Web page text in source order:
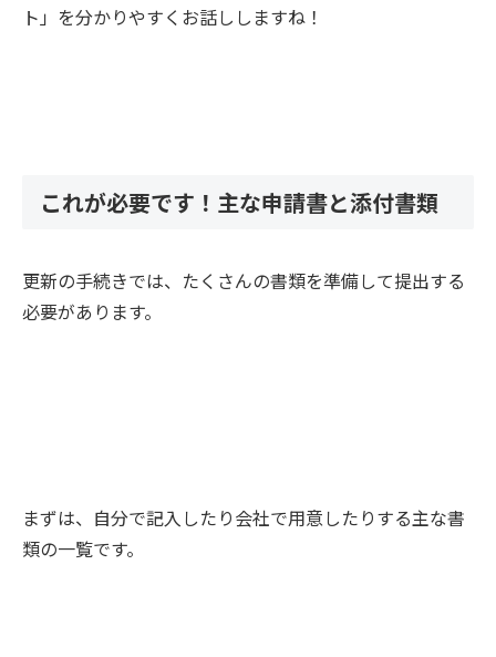
ト」を分かりやすくお話ししますね！
これが必要です！主な申請書と添付書類
更新の手続きでは、たくさんの書類を準備して提出する
必要があります。
まずは、自分で記入したり会社で用意したりする主な書
類の一覧です。